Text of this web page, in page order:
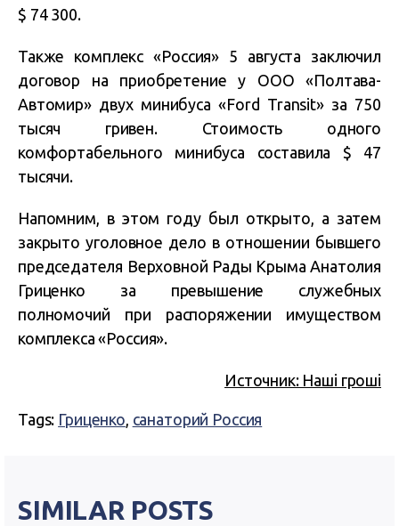
$ 74 300.
Также комплекс «Россия» 5 августа заключил
договор на приобретение у ООО «Полтава-
Автомир» двух минибуса «Ford Transit» за 750
тысяч гривен. Стоимость одного
комфортабельного минибуса составила $ 47
тысячи.
Напомним, в этом году был открыто, а затем
закрыто уголовное дело в отношении бывшего
председателя Верховной Рады Крыма Анатолия
Гриценко за превышение служебных
полномочий при распоряжении имуществом
комплекса «Россия».
Источник: Наші гроші
Tags: Гриценко, санаторий Россия
SIMILAR POSTS